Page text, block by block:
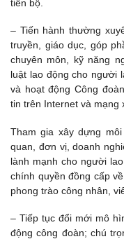
tiến bộ.
– Tiến hành thường
truyền, giáo dục, góp
chuyên môn, kỹ năng
luật lao động cho người
và hoạt động Công
tin trên Internet và mạng
Tham gia xây dựng
quan, đơn vị, doanh
lành mạnh cho người
chính quyền đồng cấp
phong trào công nhân,
– Tiếp tục đổi mới mô
động công đoàn; chú